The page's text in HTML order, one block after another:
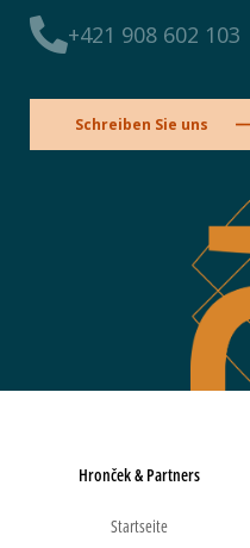
+421 908 602 103
Schreiben Sie uns
Hronček & Partners
Startseite